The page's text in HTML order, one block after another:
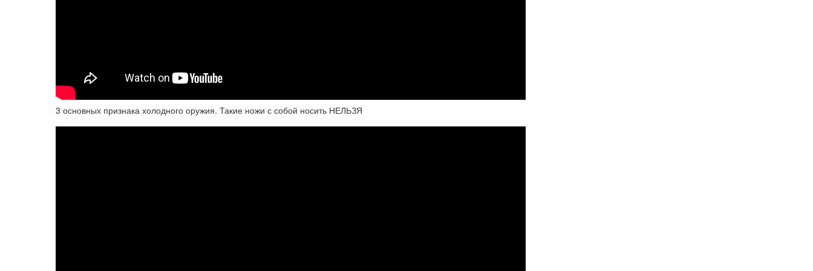
3 основных признака холодного оружия. Такие ножи с собой носить НЕЛЬЗЯ